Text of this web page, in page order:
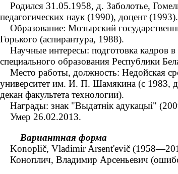
Родился 31.05.1958, д. Заболотье,
педагогических наук (1990), доцент (1993).
Образование: Мозырский
Горького (аспирантура, 1988).
Научные интересы: подготовка кадров
специального образования Республики
Место работы, должность: Недойская
университет им. И. П. Шамякина (с 1983,
декан факультета технологии).
Награды: знак "Выдатнік адукацыі"
Умер 26.02.2013.
Вариантная форма
Konoplič, Vladimir Arsent'evič
Коноплич, Владимир Арсеньевич